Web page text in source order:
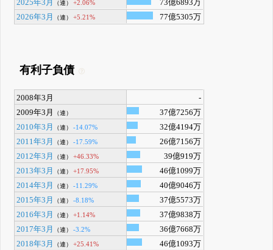
2025年3月 （連） +2.06%
73億6893万
2026年3月
（連） +5.21% 77億5305万
有利子負債
2008年3月
-
2009年3月
（連）
37億7256万
2010年3月
（連） -14.07%
32億4194万
2011年3月
（連） -17.59%
26億7156万
2012年3月
（連） +46.33%
39億919万
2013年3月
（連） +17.95%
46億1099万
2014年3月
（連） -11.29%
40億9046万
2015年3月
（連） -8.18%
37億5573万
2016年3月
（連） +1.14%
37億9838万
2017年3月
（連） -3.2%
36億7668万
2018年3月
（連） +25.41%
46億1093万